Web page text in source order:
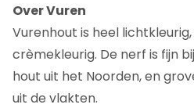
Over Vuren
Vurenhout is heel
crèmekleurig. De nerf is fijn
hout uit het Noorden, en
uit de vlakten.